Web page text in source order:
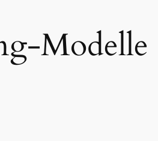
Modelle